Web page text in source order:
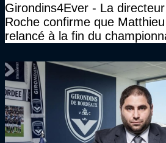
Girondins4Ever - La
Roche confirme que
relancé à la fin du